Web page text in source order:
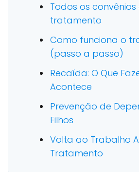
Todos os
tratamento
Como funciona o
(passo a passo)
Recaída: O Que
Acontece
Prevenção de
Filhos
Volta ao Trabalho
Tratamento